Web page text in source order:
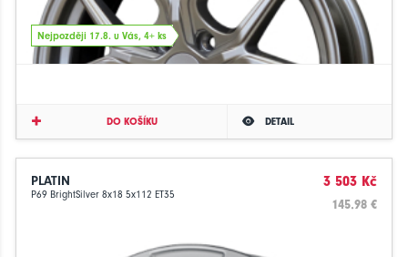
Nejpozději 17.8. u Vás, 4+ ks
DO KOŠÍKU DETAIL
PLATIN
P69 BrightSilver 8x18 5x112 ET35
3 503 Kč
145.98 €